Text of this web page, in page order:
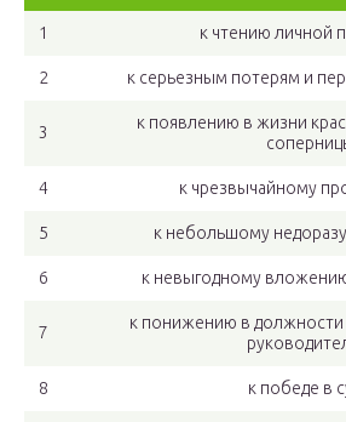
1 к чтению личной
2 к серьезным потерям и
3
к появлению в жизни
4 к чрезвычайному
5 к небольшому
6 к невыгодному
7
к понижению в должности
8 к победе в